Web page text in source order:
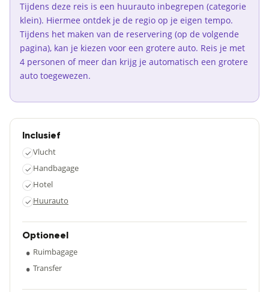
Tijdens deze reis is een huurauto inbegrepen (categorie
klein). Hiermee ontdek je de regio op je eigen tempo.
Tijdens het maken van de reservering (op de volgende
pagina), kan je kiezen voor een grotere auto. Reis je met
4 personen of meer dan krijg je automatisch een grotere
auto toegewezen.
Inclusief
✓Vlucht
✓ Handbagage
✓ Hotel
✓ Huurauto
Optioneel
• Ruimbagage
• Transfer